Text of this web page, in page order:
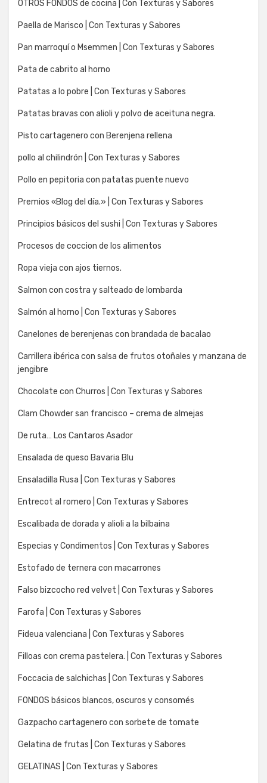
OTROS FONDOS de cocina | Con Texturas y Sabores
Paella de Marisco | Con Texturas y Sabores
Pan marroquí o Msemmen | Con Texturas y Sabores
Pata de cabrito al horno
Patatas a lo pobre | Con Texturas y Sabores
Patatas bravas con alioli y polvo de aceituna negra.
Pisto cartagenero con Berenjena rellena
pollo al chilindrón | Con Texturas y Sabores
Pollo en pepitoria con patatas puente nuevo
Premios «Blog del día.» | Con Texturas y Sabores
Principios básicos del sushi | Con Texturas y Sabores
Procesos de coccion de los alimentos
Ropa vieja con ajos tiernos.
Salmon con costra y salteado de lombarda
Salmón al horno | Con Texturas y Sabores
Canelones de berenjenas con brandada de bacalao
Carrillera ibérica con salsa de frutos otoñales y manzana de
jengibre
Chocolate con Churros | Con Texturas y Sabores
Clam Chowder san francisco – crema de almejas
De ruta… Los Cantaros Asador
Ensalada de queso Bavaria Blu
Ensaladilla Rusa | Con Texturas y Sabores
Entrecot al romero | Con Texturas y Sabores
Escalibada de dorada y alioli a la bilbaina
Especias y Condimentos | Con Texturas y Sabores
Estofado de ternera con macarrones
Falso bizcocho red velvet | Con Texturas y Sabores
Farofa | Con Texturas y Sabores
Fideua valenciana | Con Texturas y Sabores
Filloas con crema pastelera. | Con Texturas y Sabores
Foccacia de salchichas | Con Texturas y Sabores
FONDOS básicos blancos, oscuros y consomés
Gazpacho cartagenero con sorbete de tomate
Gelatina de frutas | Con Texturas y Sabores
GELATINAS | Con Texturas y Sabores